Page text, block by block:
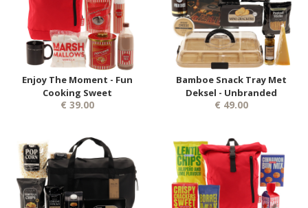
Enjoy The Moment - Fun
Cooking Sweet
€ 39.00
Bamboe Snack Tray Met
Deksel - Unbranded
€ 49.00